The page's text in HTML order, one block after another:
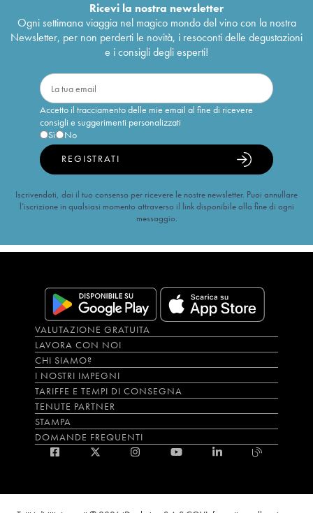
Ricevi la nostra newsletter
Ogni settimana viaggia nel magico mondo del vino con la nostra
Newsletter, per non perderti le novità, i resoconti delle degustazioni
e i consigli degli esperti!
Accetto il tracciamento delle mie email al fine di ricevere
consigli e suggerimenti personalizzati
Sì
No
REGISTRATI
Iscrivendoti, dai il tuo consenso per ricevere le nostre newsletter. Puoi annullare
l’iscrizione in qualsiasi momento attraverso il link disponibile alla fine di ogni
messaggio.
VALUTAZIONE GRATUITA
LAVORA CON NOI
CHI SIAMO?
I NOSTRI IMPEGNI
TARIFFE E TEMPI DI CONSEGNA
TENUTE PARTNER
STAMPA
DOMANDE FREQUENTI